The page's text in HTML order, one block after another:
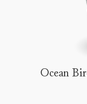
Ocean